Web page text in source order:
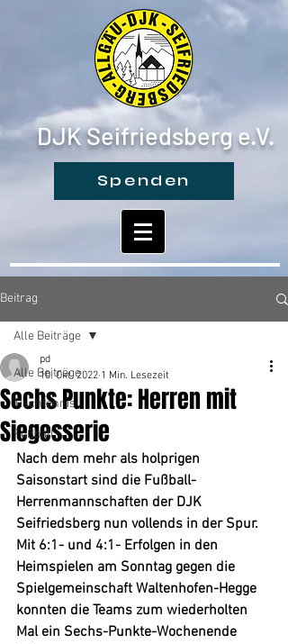
DJK Seifriedsberg e.V.
Spenden
Beitrag
Alle Beiträge
Tischtennis
Fußball
Alle Beiträge
Sechs Punkte: Herren mit
Siegesserie
pd
10. Okt. 2022 1 Min. Lesezeit
Nach dem mehr als holprigen
Saisonstart sind die Fußball-
Herrenmannschaften der DJK
Seifriedsberg nun vollends in der Spur.
Mit 6:1- und 4:1- Erfolgen in den
Heimspielen am Sonntag gegen die
Spielgemeinschaft Waltenhofen-Hegge
konnten die Teams zum wiederholten
Mal ein Sechs-Punkte-Wochenende